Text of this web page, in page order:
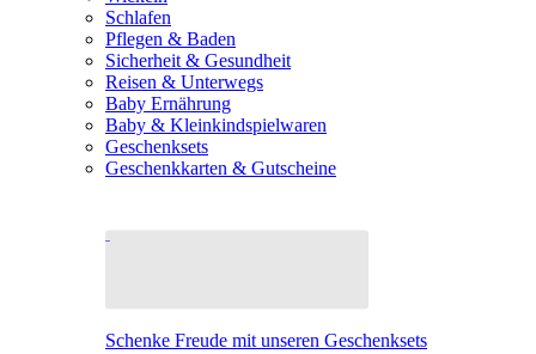
Schlafen
Pflegen & Baden
Sicherheit & Gesundheit
Reisen & Unterwegs
Baby Ernährung
Baby & Kleinkindspielwaren
Geschenksets
Geschenkkarten & Gutscheine
Schenke Freude mit unseren Geschenksets